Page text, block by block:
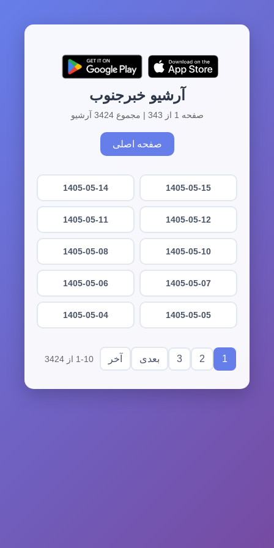
آرشیو خبرجنوب
صفحه 1 از 343 | مجموع 3424 آرشیو
صفحه اصلی
1405-05-15
1405-05-14
1405-05-12
1405-05-11
1405-05-10
1405-05-08
1405-05-07
1405-05-06
1405-05-05
1405-05-04
1
2
3 بعدی آخر 1-10 از 3424